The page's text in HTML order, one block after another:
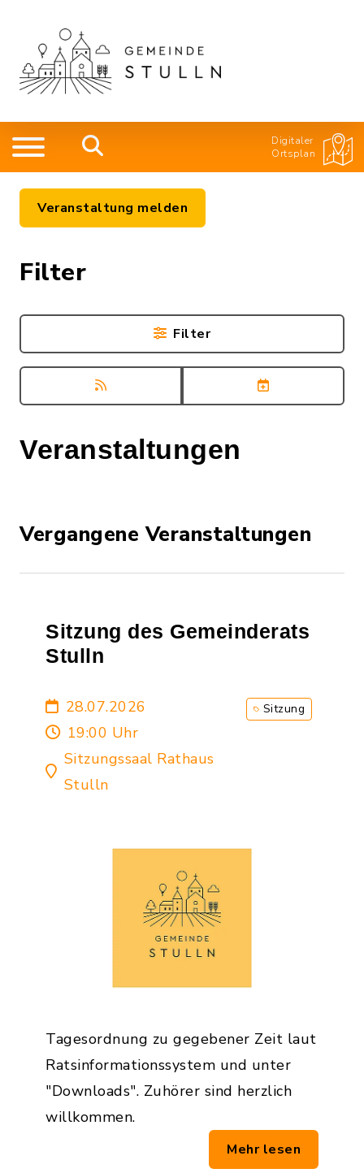
Digitaler
Ortsplan
Veranstaltungen
Vergangene Veranstaltungen
Sitzung des Gemeinderats
Stulln
28.07.2026
19:00 Uhr
Sitzungssaal Rathaus
Stulln
Sitzung
Tagesordnung zu gegebener Zeit laut
Ratsinformationssystem und unter
"Downloads". Zuhörer sind herzlich
willkommen.
Mehr lesen
Veranstaltung melden
Filter
Filter